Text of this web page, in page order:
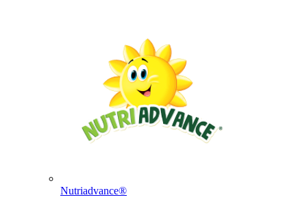
Nutriadvance®